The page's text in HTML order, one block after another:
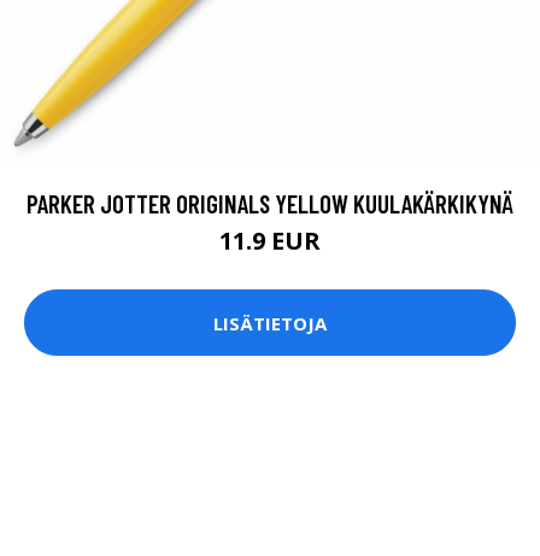
PARKER JOTTER ORIGINALS YELLOW KUULAKÄRKIKYNÄ
11.9 EUR
LISÄTIETOJA